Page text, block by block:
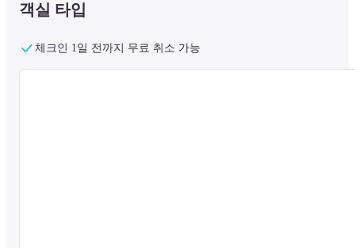
객실 타입
체크인 1일 전까지 무료 취소 가능